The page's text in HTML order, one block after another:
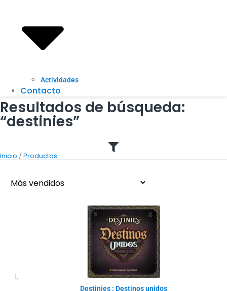
Actividades
Contacto
Resultados de búsqueda:
“destinies”
Inicio /Productos
Destinies : Destinos unidos